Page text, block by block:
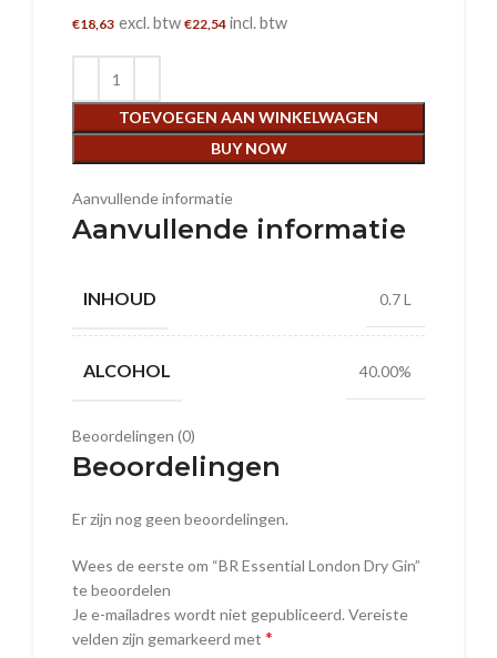
€18,63 excl. btw €22,54 incl. btw
TOEVOEGEN AAN WINKELWAGEN
BUY NOW
Aanvullende informatie
Aanvullende informatie
INHOUD 0.7 L
ALCOHOL 40.00%
Beoordelingen (0)
Beoordelingen
Er zijn nog geen beoordelingen.
Wees de eerste om “BR Essential London Dry Gin”
te beoordelen
Je e-mailadres wordt niet gepubliceerd.Vereiste
velden zijn gemarkeerd met *